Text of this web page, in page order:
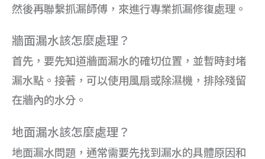
然後再聯繫抓漏師傅，來進行專業抓漏修復處理。
牆面漏水該怎麼處理？
首先，要先知道牆面漏水的確切位置，並暫時封堵
漏水點。接著，可以使用風扇或除濕機，排除殘留
在牆內的水分。
地面漏水該怎麼處理？
地面漏水問題，通常需要先找到漏水的具體原因和